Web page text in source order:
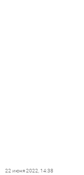
22 июня 2022, 14:38